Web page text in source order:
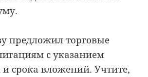
предложил торговые
с указанием
и срока вложений. Учтите,